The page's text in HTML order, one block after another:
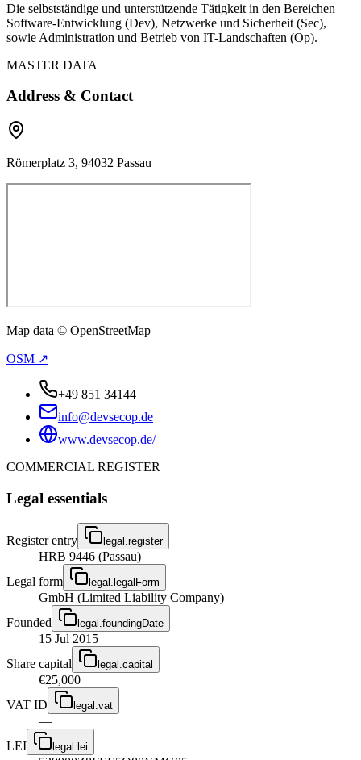
Die selbstständige und unterstützende Tätigkeit in den Bereichen
Software-Entwicklung (Dev), Netzwerke und Sicherheit (Sec),
sowie Administration und Betrieb von IT-Landschaften (Op).
MASTER DATA
Address & Contact
Römerplatz 3, 94032 Passau
Map data © OpenStreetMap
OSM ↗
+49 851 34144
info@devsecop.de
www.devsecop.de/
COMMERCIAL REGISTER
Legal essentials
Register entry legal.register
HRB 9446 (Passau)
Legal form
legal.legalForm
GmbH (Limited Liability Company)
Founded
legal.foundingDate
15 Jul 2015
Share capital
legal.capital
€25,000
VAT ID
legal.vat
—
LEI
legal.lei